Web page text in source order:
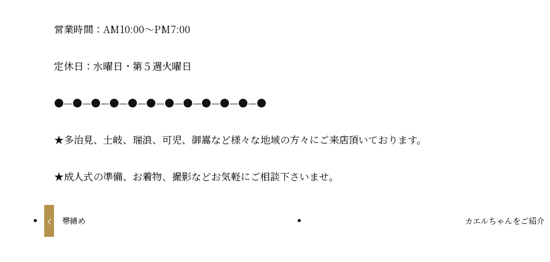
営業時間：AM10:00〜PM7:00
定休日：水曜日・第５週火曜日
●—●—●—●—●—●—●—●—●—●—●—●
★多治見、土岐、瑞浪、可児、御嵩など様々な地域の方々にご来店頂いております。
★成人式の準備、お着物、撮影などお気軽にご相談下さいませ。
帯締め カエルちゃんをご紹介